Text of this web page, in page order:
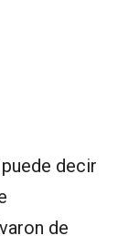
decir
de